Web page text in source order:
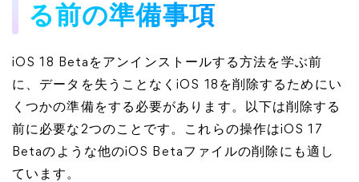
る前の準備事項
iOS 18 Betaをアンインストールする方法を学ぶ前
に、データを失うことなくiOS 18を削除するためにい
くつかの準備をする必要があります。以下は削除する
前に必要な2つのことです。これらの操作はiOS 17
Betaのような他のiOS Betaファイルの削除にも適し
ています。